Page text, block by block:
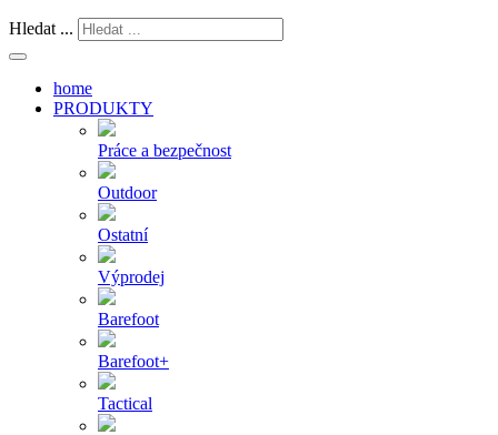
Hledat ...
home
PRODUKTY
Práce a bezpečnost
Outdoor
Ostatní
Výprodej
Barefoot
Barefoot+
Tactical